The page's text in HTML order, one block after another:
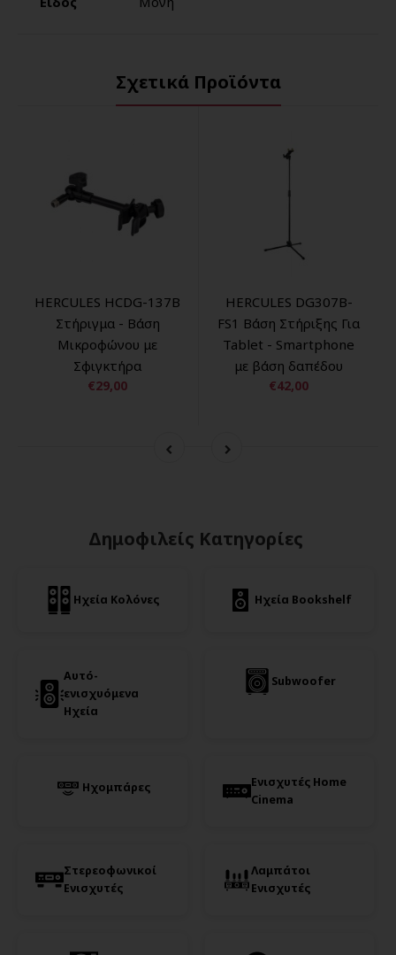
Σχετικά Προϊόντα
HERCULES HCDG-137B
Στήριγμα - Βάση
Μικροφώνου με
Σφιγκτήρα
€29,00
HERCULES DG307B-
FS1 Bάση Στήριξης Για
Tablet - Smartphone
με βάση δαπέδου
€42,00
Δημοφιλείς Κατηγορίες
Ηχεία Κολόνες Ηχεία Bookshelf
Αυτό-
ενισχυόμενα
Ηχεία
Subwoofer
Ηχομπάρες
Ενισχυτές Home
Cinema
Στερεοφωνικοί
Ενισχυτές
Λαμπάτοι
Ενισχυτές